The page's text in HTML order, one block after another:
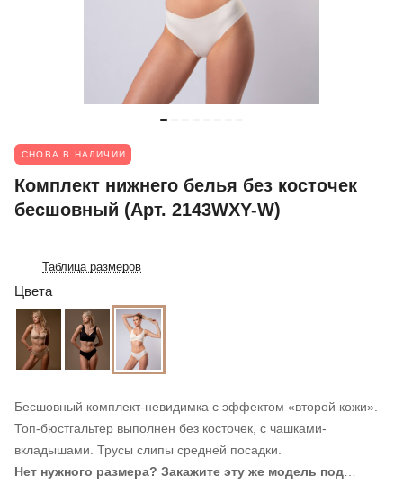
СНОВА В НАЛИЧИИ
Комплект нижнего белья без косточек
бесшовный (Арт. 2143WXY-W)
Таблица размеров
Цвета
Бесшовный комплект-невидимка с эффектом «второй кожи».
Топ-бюстгальтер выполнен без косточек, с чашками-
вкладышами. Трусы слипы средней посадки.
Нет нужного размера? Закажите эту же модель под